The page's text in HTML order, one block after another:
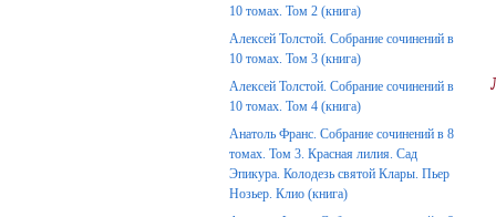
10 томах. Том 2 (книга)
Алексей Толстой. Собрание сочинений в
10 томах. Том 3 (книга)
Алексей Толстой. Собрание сочинений в
10 томах. Том 4 (книга)
Анатоль Франс. Собрание сочинений в 8
томах. Том 3. Красная лилия. Сад
Эпикура. Колодезь святой Клары. Пьер
Нозьер. Клио (книга)